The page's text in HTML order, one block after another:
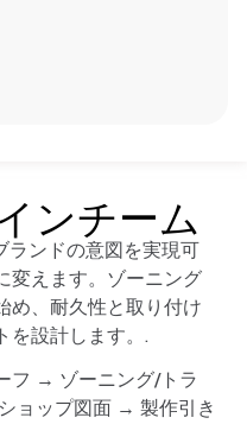
ンチーム
ランドの意図を実現可
変えます。ゾーニング
め、耐久性と取り付け
を設計します。.
フ → ゾーニング/トラ
ョップ図面 → 製作引き